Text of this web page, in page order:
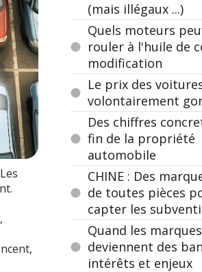
(mais illégaux ...)
Quels moteurs
rouler à l'huile de
modification
Le prix des
volontairement
Des chiffres
fin de la propriété
automobile
CHINE : Des
de toutes pièces
capter les
Quand les
deviennent des
intérêts et enjeux